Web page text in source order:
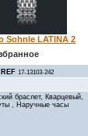
Sohnle LATINA 2
REF 17-13103-242
браслет, Кварцевый,
, Наручные часы